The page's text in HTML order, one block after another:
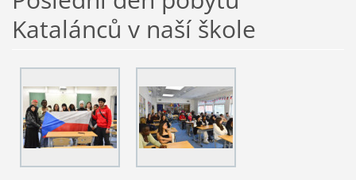
Katalánců v naší škole